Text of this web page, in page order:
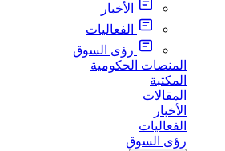
الأخبار
الفعاليات
رؤى السوق
المنصات الحكومية
المكتبة
المقالات
الأخبار
الفعاليات
رؤى السوق